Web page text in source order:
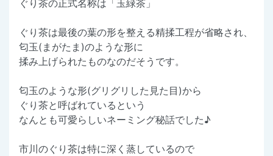
ぐり茶の正式名称は「玉緑茶」
ぐり茶は最後の葉の形を整える精揉工程が省略され、
匂玉(まがたま)のような形に
揉み上げられたものなのだそうです。
匂玉のような形(グリグリした見た目)から
ぐり茶と呼ばれているという
なんとも可愛らしいネーミング秘話でした♪
市川のぐり茶は特に深く蒸しているので